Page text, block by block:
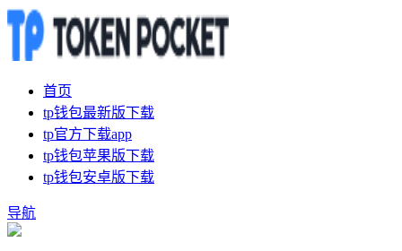
首页
tp钱包最新版下载
tp官方下载app
tp钱包苹果版下载
tp钱包安卓版下载
导航